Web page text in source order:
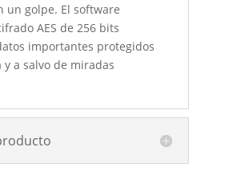
un golpe. El software
AES de 256 bits
importantes protegidos
a salvo de miradas